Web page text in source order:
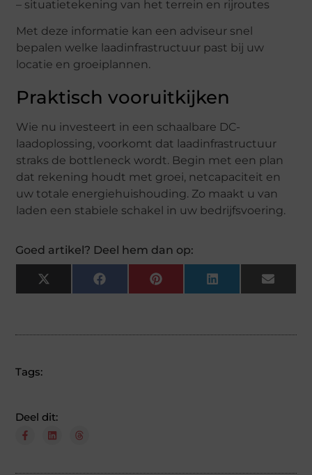
– situatietekening van het terrein en rijroutes
Met deze informatie kan een adviseur snel
bepalen welke laadinfrastructuur past bij uw
locatie en groeiplannen.
Praktisch vooruitkijken
Wie nu investeert in een schaalbare DC-
laadoplossing, voorkomt dat laadinfrastructuur
straks de bottleneck wordt. Begin met een plan
dat rekening houdt met groei, netcapaciteit en
uw totale energiehuishouding. Zo maakt u van
laden een stabiele schakel in uw bedrijfsvoering.
Goed artikel? Deel hem dan op:
X
(Twitter)
Facebook Pinterest LinkedIn Email
Tags:
Deel dit: